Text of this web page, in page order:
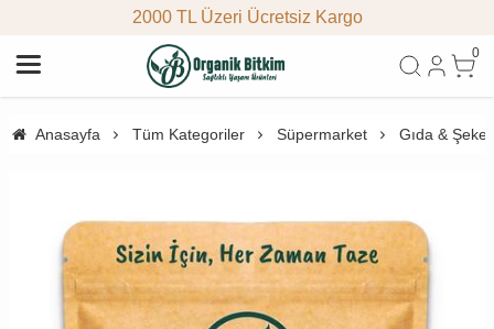
2000 TL Üzeri Ücretsiz Kargo
0
Anasayfa Tüm Kategoriler Süpermarket Gıda &